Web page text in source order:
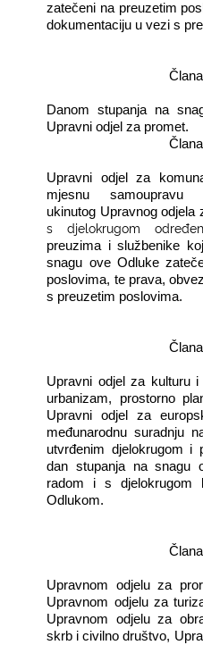
zatečeni na preuzetim
dokumentaciju u vezi s
Danom stupanja na
Upravni odjel za promet.
Upravni odjel za
mjesnu samoupravu
ukinutog Upravnog odjela
s djelokrugom
preuzima i službenike
snagu ove Odluke
poslovima, te prava,
s preuzetim poslovima.
Upravni odjel za kulturu
urbanizam, prostorno
Upravni odjel za
međunarodnu suradnju
utvrđenim djelokrugom
dan stupanja na snagu
radom i s
Odlukom.
Upravnom odjelu za
Upravnom odjelu za
Upravnom odjelu za
skrb i civilno društvo,